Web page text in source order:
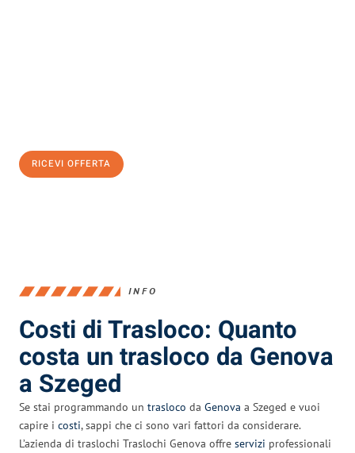
RICEVI OFFERTA
INFO
Costi di Trasloco: Quanto
costa un trasloco da Genova
a Szeged
Se stai programmando un trasloco da Genova a Szeged e vuoi
capire i costi, sappi che ci sono vari fattori da considerare.
L’azienda di traslochi Traslochi Genova offre servizi professionali